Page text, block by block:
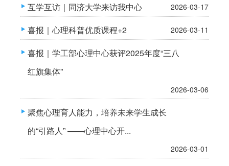
互学互访｜同济大学来访我中心 2026-03-17
喜报｜心理科普优质课程+2 2026-03-11
喜报｜学工部心理中心获评2025年度“三八
红旗集体”
2026-03-06
聚焦心理育人能力，培养未来学生成长
的“引路人” ——心理中心开...
2026-03-01